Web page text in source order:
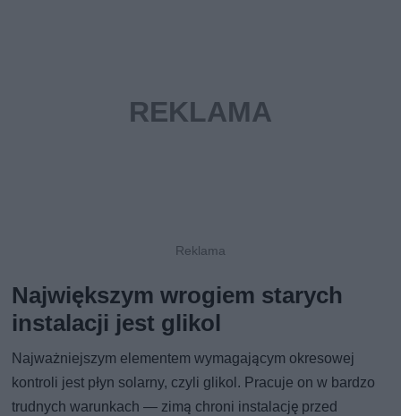
Największym wrogiem starych
instalacji jest glikol
Najważniejszym elementem wymagającym okresowej
kontroli jest płyn solarny, czyli glikol. Pracuje on w bardzo
trudnych warunkach — zimą chroni instalację przed